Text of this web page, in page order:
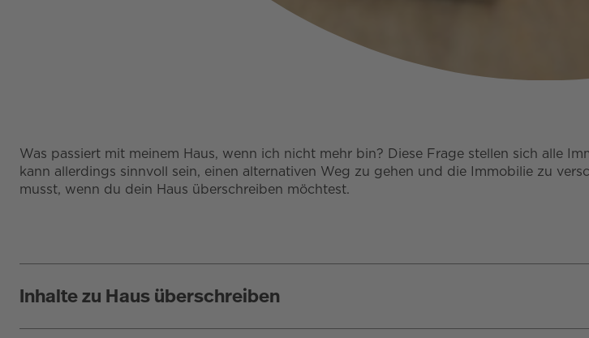
Was passiert mit meinem Haus, wenn ich nicht mehr bin? Diese Frage stellen sich alle
kann allerdings sinnvoll sein, einen alternativen Weg zu gehen und die Immobilie zu
musst, wenn du dein Haus überschreiben möchtest.
Inhalte zu Haus überschreiben